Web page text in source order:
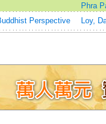
Phra
Perspective
Loy,